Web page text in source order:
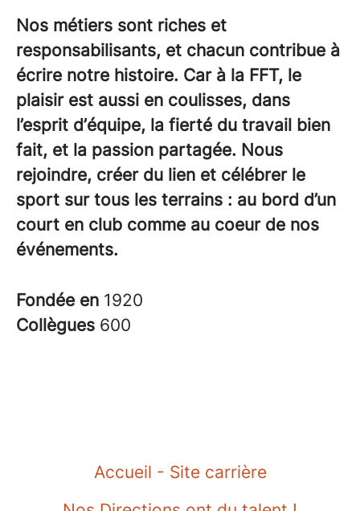
Nos métiers sont riches et
responsabilisants, et chacun contribue à
écrire notre histoire. Car à la FFT, le
plaisir est aussi en coulisses, dans
l’esprit d’équipe, la fierté du travail bien
fait, et la passion partagée. Nous
rejoindre, créer du lien et célébrer le
sport sur tous les terrains : au bord d’un
court en club comme au coeur de nos
événements.
Fondée en 1920
Collègues 600
Accueil - Site carrière